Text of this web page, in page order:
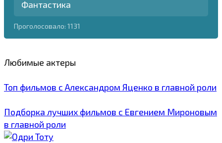
Фантастика
Проголосовало: 1131
Любимые актеры
Топ фильмов с Александром Яценко в главной роли
Подборка лучших фильмов с Евгением Мироновым
в главной роли